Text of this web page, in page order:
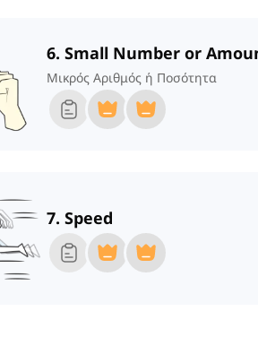
6. Small Number or
Μικρός Αριθμός ή Ποσότητα
7. Speed